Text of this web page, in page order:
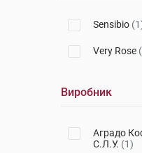
Sensibio
Very Rose
Виробник
Аградо
С.Л.У. (1)